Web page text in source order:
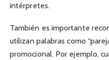
intérpretes.
También es importante
utilizan palabras como
promocional. Por ejemplo,